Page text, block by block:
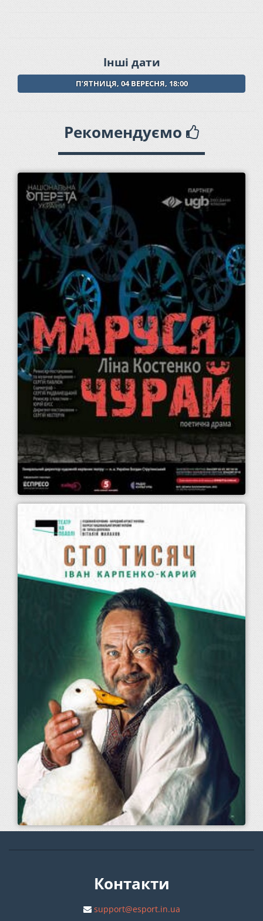
Інші дати
ПʼЯТНИЦЯ, 04 ВЕРЕСНЯ, 18:00
Рекомендуємо
Контакти
support@esport.in.ua